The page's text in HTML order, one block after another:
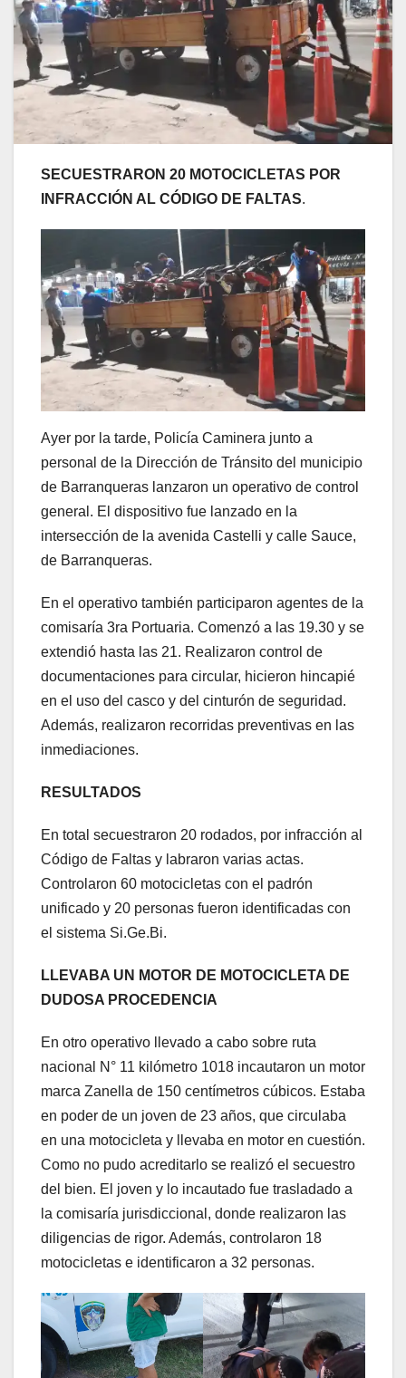
SECUESTRARON 20 MOTOCICLETAS POR
INFRACCIÓN AL CÓDIGO DE FALTAS.
Ayer por la tarde, Policía Caminera junto a
personal de la Dirección de Tránsito del municipio
de Barranqueras lanzaron un operativo de control
general. El dispositivo fue lanzado en la
intersección de la avenida Castelli y calle Sauce,
de Barranqueras.
En el operativo también participaron agentes de la
comisaría 3ra Portuaria. Comenzó a las 19.30 y se
extendió hasta las 21. Realizaron control de
documentaciones para circular, hicieron hincapié
en el uso del casco y del cinturón de seguridad.
Además, realizaron recorridas preventivas en las
inmediaciones.
RESULTADOS
En total secuestraron 20 rodados, por infracción al
Código de Faltas y labraron varias actas.
Controlaron 60 motocicletas con el padrón
unificado y 20 personas fueron identificadas con
el sistema Si.Ge.Bi.
LLEVABA UN MOTOR DE MOTOCICLETA DE
DUDOSA PROCEDENCIA
En otro operativo llevado a cabo sobre ruta
nacional N° 11 kilómetro 1018 incautaron un motor
marca Zanella de 150 centímetros cúbicos. Estaba
en poder de un joven de 23 años, que circulaba
en una motocicleta y llevaba en motor en cuestión.
Como no pudo acreditarlo se realizó el secuestro
del bien. El joven y lo incautado fue trasladado a
la comisaría jurisdiccional, donde realizaron las
diligencias de rigor. Además, controlaron 18
motocicletas e identificaron a 32 personas.